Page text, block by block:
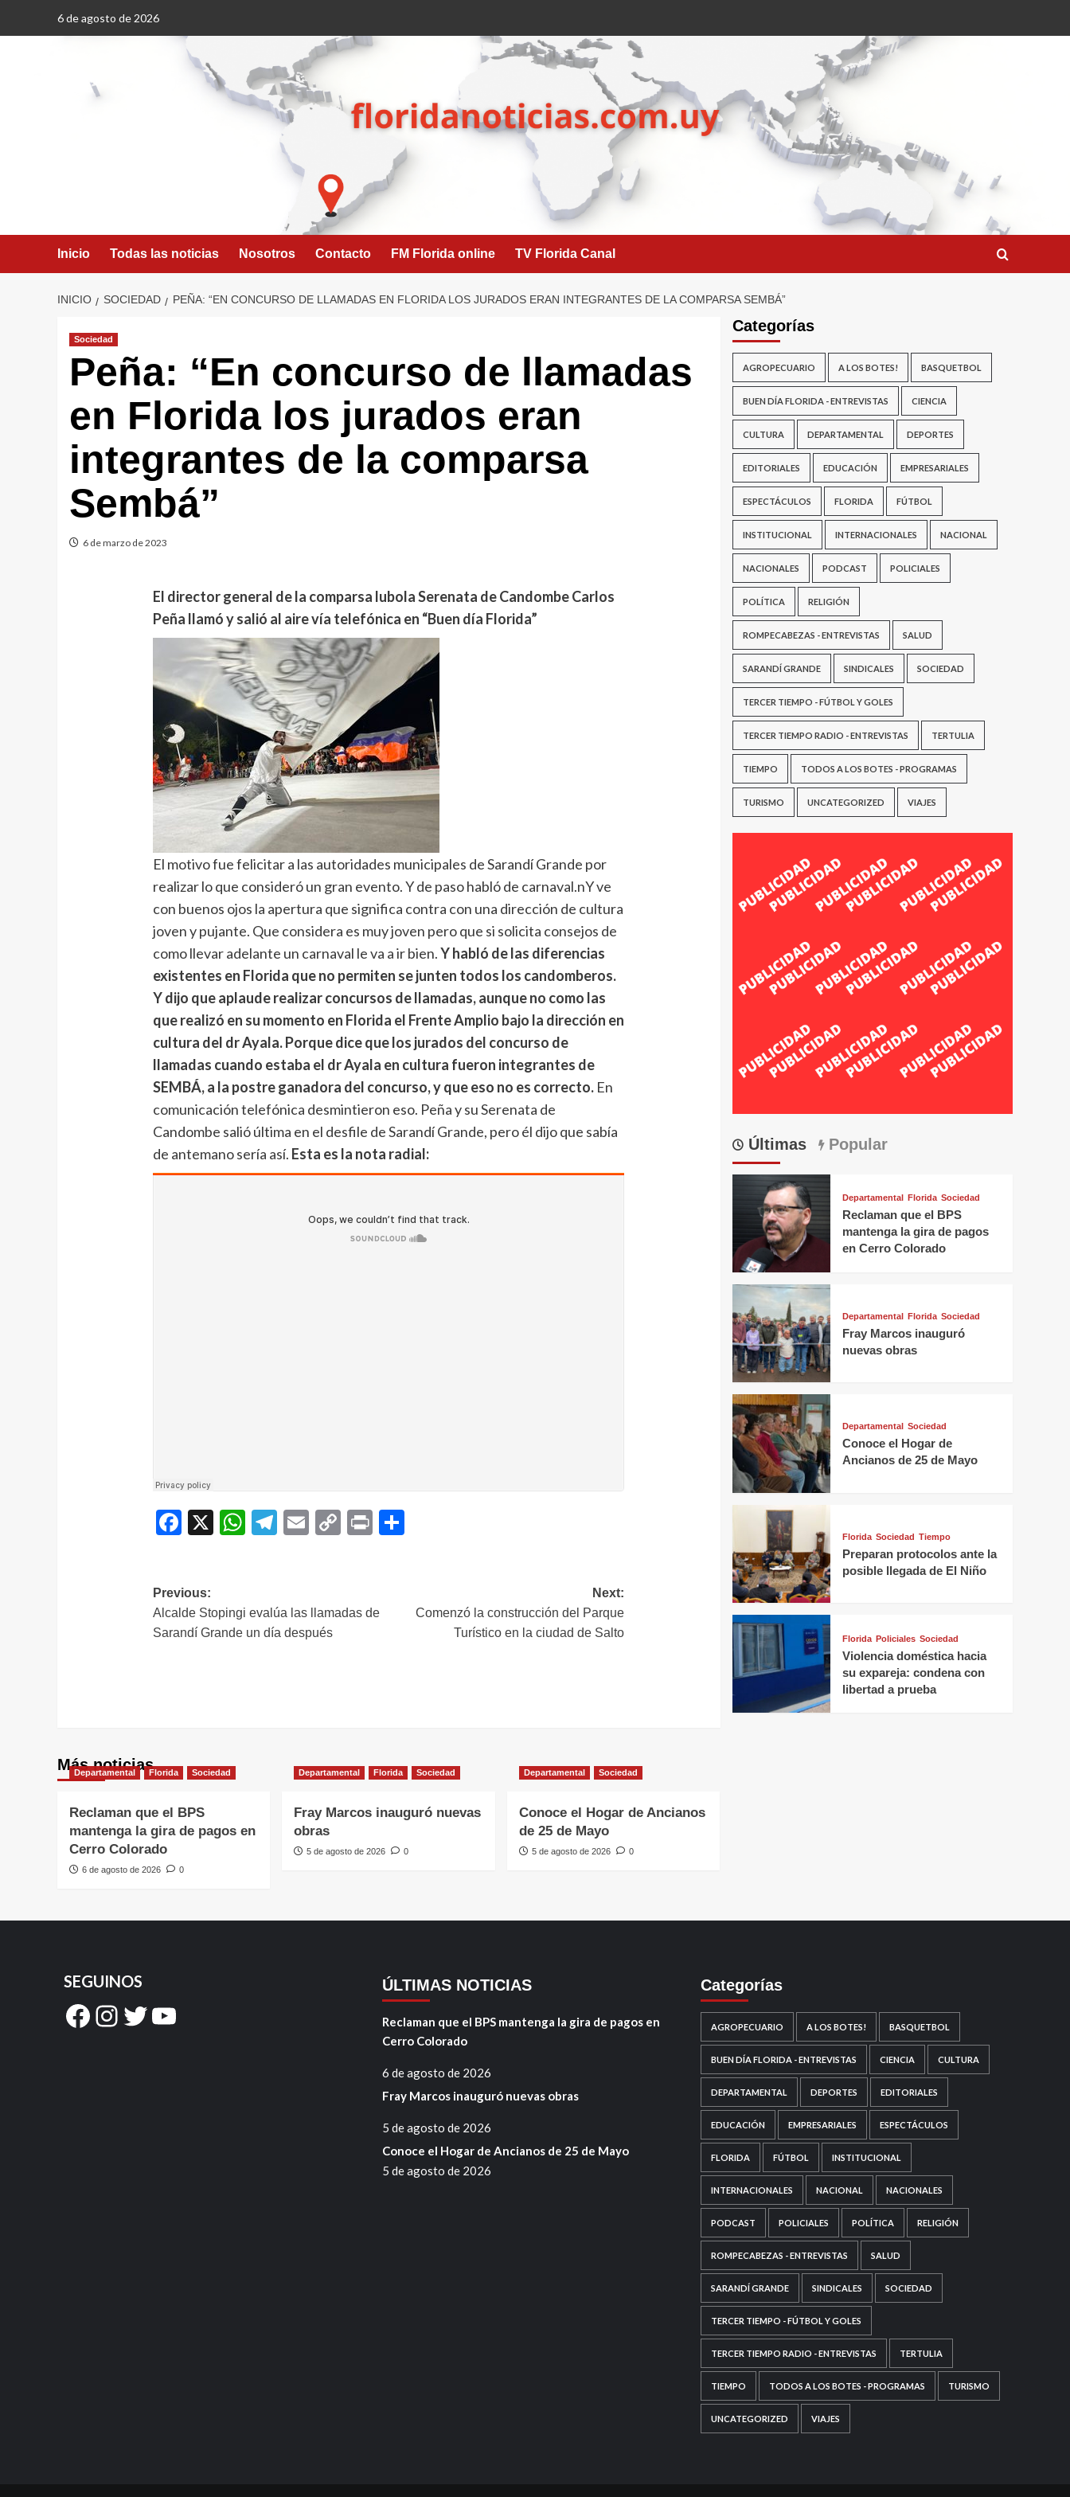
6 de agosto de 2026
Inicio Todas las noticias Nosotros Contacto FM Florida online TV Florida Canal
INICIO SOCIEDAD PEÑA: “EN CONCURSO DE LLAMADAS EN FLORIDA LOS JURADOS ERAN INTEGRANTES DE LA COMPARSA SEMBÁ”
Sociedad
Peña: “En concurso de llamadas
en Florida los jurados eran
integrantes de la comparsa
Sembá”
6 de marzo de 2023
El director general de la comparsa lubola Serenata de Candombe Carlos
Peña llamó y salió al aire vía telefónica en “Buen día Florida”
El motivo fue felicitar a las autoridades municipales de Sarandí Grande por
realizar lo que consideró un gran evento. Y de paso habló de carnaval.nY ve
con buenos ojos la apertura que significa contra con una dirección de cultura
joven y pujante. Que considera es muy joven pero que si solicita consejos de
como llevar adelante un carnaval le va a ir bien.Y habló de las diferencias
existentes en Florida que no permiten se junten todos los candomberos.
Y dijo que aplaude realizar concursos de llamadas, aunque no como las
que realizó en su momento en Florida el Frente Amplio bajo la dirección en
cultura del dr Ayala. Porque dice que los jurados del concurso de
llamadas cuando estaba el dr Ayala en cultura fueron integrantes de
SEMBÁ, a la postre ganadora del concurso, y que eso no es correcto. En
comunicación telefónica desmintieron eso. Peña y su Serenata de
Candombe salió última en el desfile de Sarandí Grande, pero él dijo que sabía
de antemano sería así. Esta es la nota radial:
Facebook
X WhatsApp
Telegram
EmailCopyPrint
Navegación
de
Previous:
Alcalde Stopingi evalúa las llamadas de
Sarandí Grande un día después
Next:
Comenzó la construcción del Parque
Turístico en la ciudad de Salto
Más noticias
Departamental Florida Sociedad
Reclaman que el BPS
mantenga la gira de pagos en
Cerro Colorado
6 de agosto de 2026 0
Departamental Florida Sociedad
Fray Marcos inauguró nuevas
obras
5 de agosto de 2026 0
Departamental Sociedad
Conoce el Hogar de Ancianos
de 25 de Mayo
5 de agosto de 2026 0
Categorías
AGROPECUARIO A LOS BOTES! BASQUETBOL
BUEN DÍA FLORIDA - ENTREVISTAS CIENCIA
CULTURA DEPARTAMENTAL DEPORTES
EDITORIALES EDUCACIÓN EMPRESARIALES
ESPECTÁCULOS FLORIDA FÚTBOL
INSTITUCIONAL INTERNACIONALES NACIONAL
NACIONALES PODCAST POLICIALES
POLÍTICA RELIGIÓN
ROMPECABEZAS - ENTREVISTAS SALUD
SARANDÍ GRANDE SINDICALES SOCIEDAD
TERCER TIEMPO - FÚTBOL Y GOLES
TERCER TIEMPO RADIO - ENTREVISTAS TERTULIA
TIEMPO TODOS A LOS BOTES - PROGRAMAS
TURISMO UNCATEGORIZED VIAJES
Últimas Popular
Departamental Florida Sociedad
Reclaman que el BPS
mantenga la gira de pagos
en Cerro Colorado
Departamental Florida Sociedad
Fray Marcos inauguró
nuevas obras
Departamental Sociedad
Conoce el Hogar de
Ancianos de 25 de Mayo
Florida Sociedad Tiempo
Preparan protocolos ante la
posible llegada de El Niño
Florida Policiales Sociedad
Violencia doméstica hacia
su expareja: condena con
libertad a prueba
SEGUINOS
Facebook
Instagram
Twitter
YouTube
ÚLTIMAS NOTICIAS
Reclaman que el BPS mantenga la gira de pagos en
Cerro Colorado
6 de agosto de 2026
Fray Marcos inauguró nuevas obras
5 de agosto de 2026
Conoce el Hogar de Ancianos de 25 de Mayo
5 de agosto de 2026
Categorías
AGROPECUARIO A LOS BOTES! BASQUETBOL
BUEN DÍA FLORIDA - ENTREVISTAS CIENCIA CULTURA
DEPARTAMENTAL DEPORTES EDITORIALES
EDUCACIÓN EMPRESARIALES ESPECTÁCULOS
FLORIDA FÚTBOL INSTITUCIONAL
INTERNACIONALES NACIONAL NACIONALES
PODCAST POLICIALES POLÍTICA RELIGIÓN
ROMPECABEZAS - ENTREVISTAS SALUD
SARANDÍ GRANDE SINDICALES SOCIEDAD
TERCER TIEMPO - FÚTBOL Y GOLES
TERCER TIEMPO RADIO - ENTREVISTAS TERTULIA
TIEMPO TODOS A LOS BOTES - PROGRAMAS TURISMO
UNCATEGORIZED VIAJES